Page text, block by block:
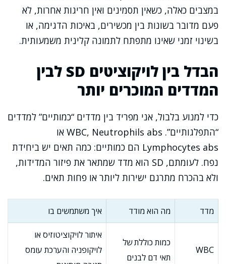
במצבים כאלה, כשאין תסמינים ואין חריגות אחרות, לא
פעם מדובר בשונות בין מכשירים, באיכות הדגימה, או
בשינוי זמני שאינו מתפתח לתמונה קלינית משמעותית.
הבדל בין לויקוציטים SD לבין
המדדים המוכרים יותר
כדי למנוע בלבול, אני מפריד בין מדדים “כמותיים” למדדים
“התפלגותיים”. WBC, Neutrophils abs או
Lymphocytes abs הם כמותיים: כמה תאים יש ביחידת
נפח. לעומתם, SD הוא מדד שמתאר את פיזור המדידות,
ולא בהכרח מתרגם ישירות ליותר או פחות תאים.
מדד מה הוא מודד איך משתמשים בו
WBC
כמות כוללת של
תאי דם לבנים
איתור לויקוציטוזיס או
לויקופניה והערכת עומס